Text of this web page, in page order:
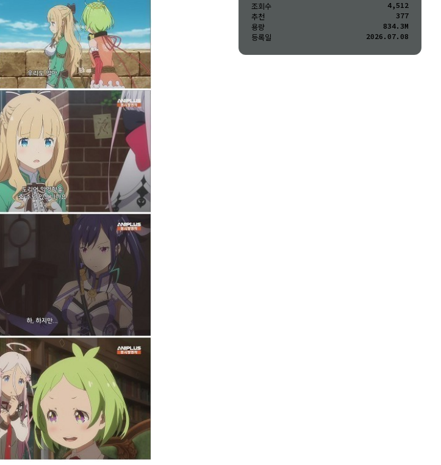
조회수
4,512
추천
377
용량
834.3M
등록일
2026.07.08